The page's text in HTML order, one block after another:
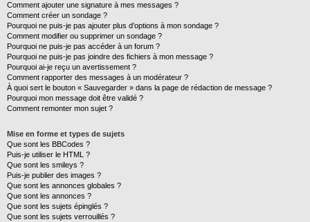
Comment ajouter une signature à mes messages ?
Comment créer un sondage ?
Pourquoi ne puis-je pas ajouter plus d’options à mon sondage ?
Comment modifier ou supprimer un sondage ?
Pourquoi ne puis-je pas accéder à un forum ?
Pourquoi ne puis-je pas joindre des fichiers à mon message ?
Pourquoi ai-je reçu un avertissement ?
Comment rapporter des messages à un modérateur ?
À quoi sert le bouton « Sauvegarder » dans la page de rédaction de message ?
Pourquoi mon message doit être validé ?
Comment remonter mon sujet ?
Mise en forme et types de sujets
Que sont les BBCodes ?
Puis-je utiliser le HTML ?
Que sont les smileys ?
Puis-je publier des images ?
Que sont les annonces globales ?
Que sont les annonces ?
Que sont les sujets épinglés ?
Que sont les sujets verrouillés ?